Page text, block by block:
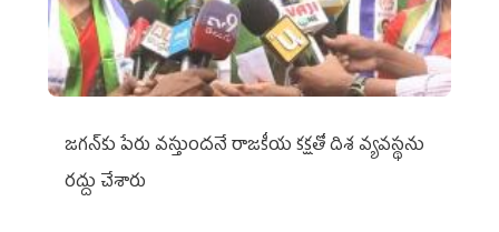
జగన్‌కు పేరు వస్తుందనే రాజకీయ కక్షతో దిశ వ్య‌వ‌స్థ‌ను
రద్దు చేశారు